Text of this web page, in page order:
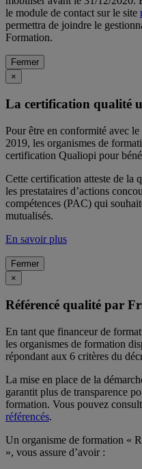
le module de contact sur le site
permettra de joindre le
Formation.
Fermer
×
La certification qualité
Pour être en conformité avec
2019, les organismes de
certification Qualiopi pour
Cette certification atteste de la
les prestataires d’actions
compétences (PAC) qui
mutualisés.
En savoir plus
Fermer
×
Référencé qualité par
En tant que financeur de
les organismes de formation
répondant aux 6 critères du
La mise en place de la
garantit plus de transparence
formation. Vous pouvez
référencés.
Un organisme de formation «
», vous assure d’avoir :